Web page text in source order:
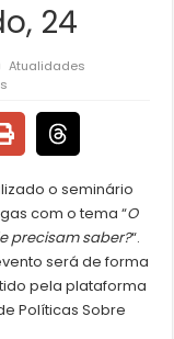
24
Atualidades
o seminário
com o tema “O
precisam saber?“.
será de forma
pela plataforma
Políticas Sobre